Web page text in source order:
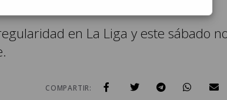
en La Liga y este sábado
COMPARTIR: